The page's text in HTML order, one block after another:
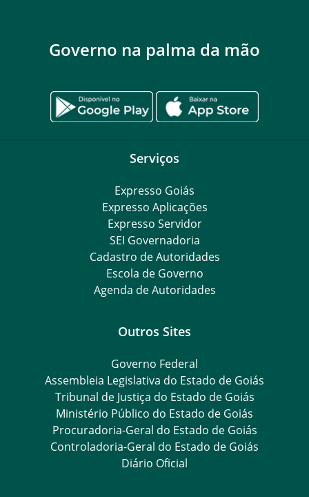
Governo na palma da mão
Serviços
Expresso Goiás
Expresso Aplicações
Expresso Servidor
SEI Governadoria
Cadastro de Autoridades
Escola de Governo
Agenda de Autoridades
Outros Sites
Governo Federal
Assembleia Legislativa do Estado de Goiás
Tribunal de Justiça do Estado de Goiás
Ministério Público do Estado de Goiás
Procuradoria-Geral do Estado de Goiás
Controladoria-Geral do Estado de Goiás
Diário Oficial